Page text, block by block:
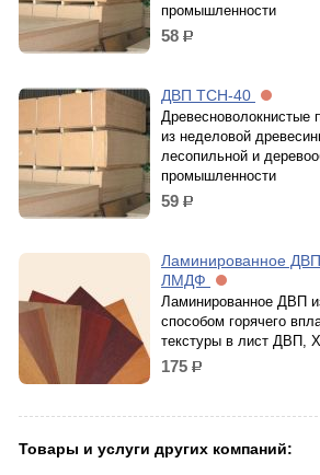
промышленности
58 р.
ДВП ТСН-40
Древесноволокнистые
из неделовой
лесопильной и
промышленности
59 р.
Ламинированное
ЛМДФ
Ламинированное ДВП
способом горячего
текстуры в лист
175 р.
Товары и услуги других компаний: